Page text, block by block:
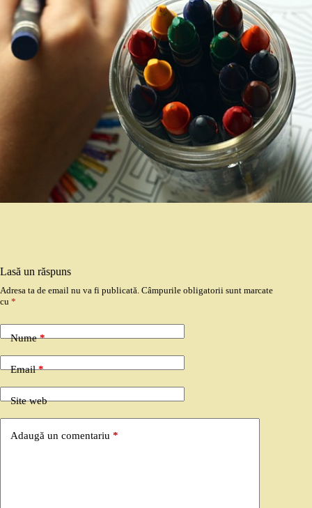
Lasă un răspuns
Adresa ta de email nu va fi publicată. Câmpurile obligatorii sunt marcate
cu *
Nume*
Email*
Site web
Adaugă un comentariu *